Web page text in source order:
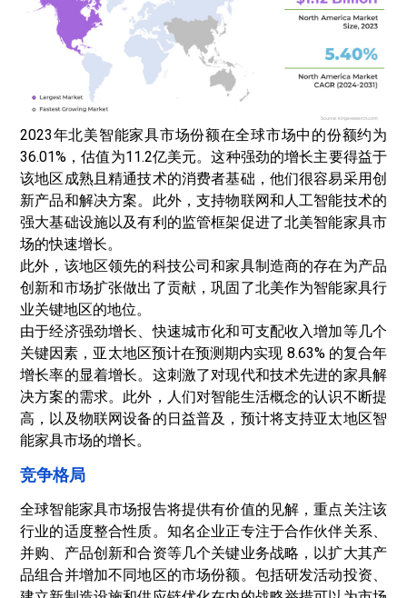
2023年北美智能家具市场份额在全球市场中的份额约为
36.01%，估值为11.2亿美元。这种强劲的增长主要得益于
该地区成熟且精通技术的消费者基础，他们很容易采用创
新产品和解决方案。此外，支持物联网和人工智能技术的
强大基础设施以及有利的监管框架促进了北美智能家具市
场的快速增长。
此外，该地区领先的科技公司和家具制造商的存在为产品
创新和市场扩张做出了贡献，巩固了北美作为智能家具行
业关键地区的地位。
由于经济强劲增长、快速城市化和可支配收入增加等几个
关键因素，亚太地区预计在预测期内实现 8.63% 的复合年
增长率的显着增长。这刺激了对现代和技术先进的家具解
决方案的需求。此外，人们对智能生活概念的认识不断提
高，以及物联网设备的日益普及，预计将支持亚太地区智
能家具市场的增长。
竞争格局
全球智能家具市场报告将提供有价值的见解，重点关注该
行业的适度整合性质。知名企业正专注于合作伙伴关系、
并购、产品创新和合资等几个关键业务战略，以扩大其产
品组合并增加不同地区的市场份额。包括研发活动投资、